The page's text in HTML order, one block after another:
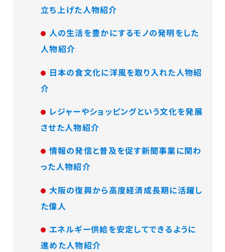
立ち上げた人物紹介
人の生活を豊かにするモノの発明をした
人物紹介
日本の食文化に洋風を取り入れた人物紹
介
レジャーやショッピングという文化を発展
させた人物紹介
情報の発信と普及を促す新聞事業に関わ
った人物紹介
大阪の復興から高度経済成長期に活躍し
た偉人
エネルギー供給を安定してできるように
進めた人物紹介